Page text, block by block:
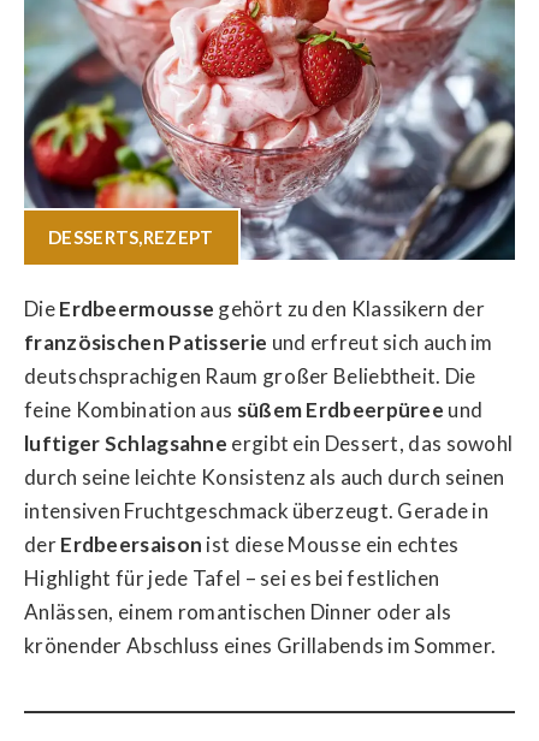
DESSERTS,REZEPT
DieErdbeermousse gehört zu den Klassikern der
französischen Patisserie und erfreut sich auch im
deutschsprachigen Raum großer Beliebtheit. Die
feine Kombination aus süßem Erdbeerpüree und
luftiger Schlagsahne ergibt ein Dessert, das sowohl
durch seine leichte Konsistenz als auch durch seinen
intensiven Fruchtgeschmack überzeugt. Gerade in
derErdbeersaison ist diese Mousse ein echtes
Highlight für jede Tafel – sei es bei festlichen
Anlässen, einem romantischen Dinner oder als
krönender Abschluss eines Grillabends im Sommer.